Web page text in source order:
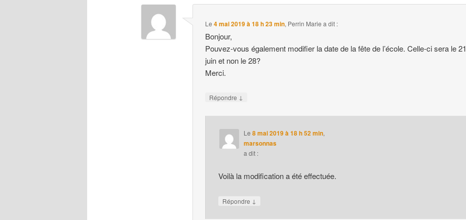
Le4 mai 2019 à 18 h 23 min, Perrin Marie a dit :
Bonjour,
Pouvez-vous également modifier la date de la fête de l’école. Celle-ci sera le 21
juin et non le 28?
Merci.
Répondre ↓
Le 8 mai 2019 à 18 h 52 min,
marsonnas
a dit :
Voilà la modification a été effectuée.
Répondre ↓